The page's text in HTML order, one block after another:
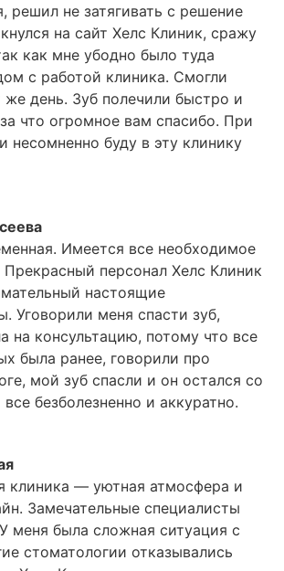
решил не затягивать с решение
на сайт Хелс Клиник, сражу
как мне убодно было туда
с работой клиника. Смогли
же день. Зуб полечили быстро и
что огромное вам спасибо. При
несомненно буду в эту клинику
Имеется все необходимое
Прекрасный персонал Хелс Клиник
настоящие
Уговорили меня спасти зуб,
на консультацию, потому что все
была ранее, говорили про
мой зуб спасли и он остался со
безболезненно и аккуратно.
клиника — уютная атмосфера и
Замечательные специалисты
меня была сложная ситуация с
стоматологии отказывались